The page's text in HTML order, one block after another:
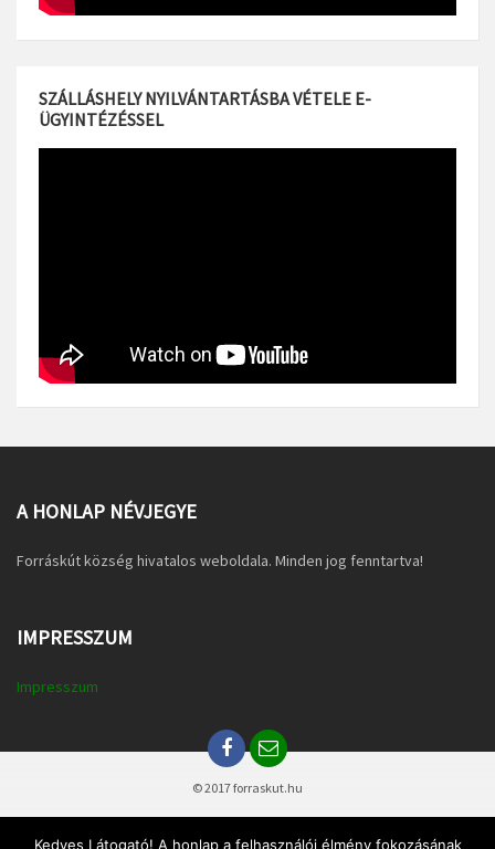
SZÁLLÁSHELY NYILVÁNTARTÁSBA VÉTELE E-
ÜGYINTÉZÉSSEL
A HONLAP NÉVJEGYE
Forráskút község hivatalos weboldala. Minden jog fenntartva!
IMPRESSZUM
Impresszum
© 2017 forraskut.hu
Kedves Látogató! A honlap a felhasználói élmény fokozásának